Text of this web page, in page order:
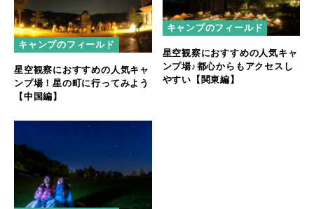
キャンプのフィールド
星空観察におすすめの人気キャ
ンプ場！星の町に行ってみよう
【中国編】
キャンプのフィールド
星空観察におすすめの人気キャ
ンプ場♪都心からもアクセスし
やすい【関東編】